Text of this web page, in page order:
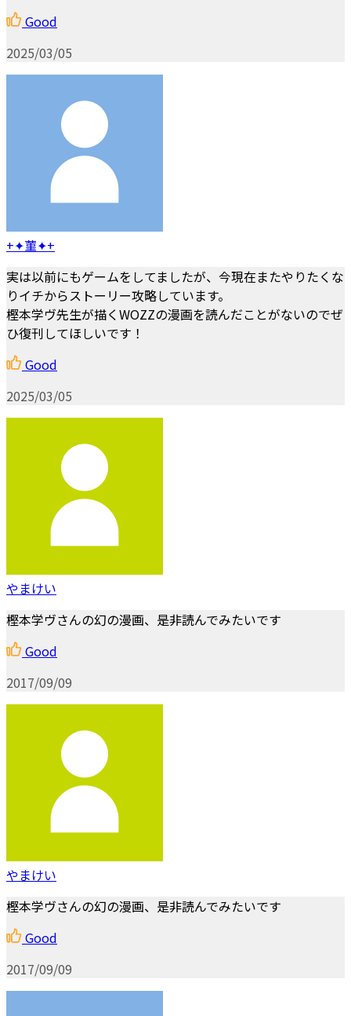
Good
2025/03/05
+✦菫✦+
実は以前にもゲームをしてましたが、今現在またやりたくな
りイチからストーリー攻略しています。
樫本学ヴ先生が描くWOZZの漫画を読んだことがないのでぜ
ひ復刊してほしいです！
Good
2025/03/05
やまけい
樫本学ヴさんの幻の漫画、是非読んでみたいです
Good
2017/09/09
やまけい
樫本学ヴさんの幻の漫画、是非読んでみたいです
Good
2017/09/09